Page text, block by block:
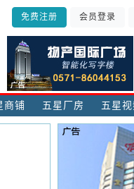
免费注册 会员登录
商铺 五星厂房 五星视